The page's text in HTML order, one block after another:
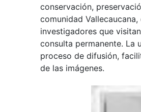
conservación,
comunidad
investigadores que
consulta permanente. La
proceso de difusión,
de las imágenes.